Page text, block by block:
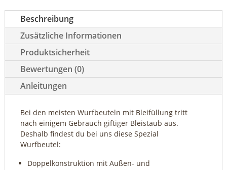
Beschreibung
Zusätzliche Informationen
Produktsicherheit
Bewertungen (0)
Anleitungen
Bei den meisten Wurfbeuteln mit Bleifüllung tritt
nach einigem Gebrauch giftiger Bleistaub aus.
Deshalb findest du bei uns diese Spezial
Wurfbeutel:
Doppelkonstruktion mit Außen- und